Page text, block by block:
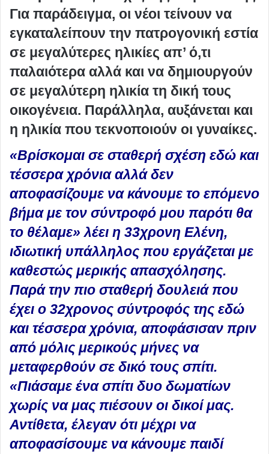
Για παράδειγμα, οι νέοι τείνουν να
εγκαταλείπουν την πατρογονική εστία
σε μεγαλύτερες ηλικίες απ’ ό,τι
παλαιότερα αλλά και να δημιουργούν
σε μεγαλύτερη ηλικία τη δική τους
οικογένεια. Παράλληλα, αυξάνεται και
η ηλικία που τεκνοποιούν οι γυναίκες.
«Βρίσκομαι σε σταθερή σχέση εδώ και
τέσσερα χρόνια αλλά δεν
αποφασίζουμε να κάνουμε το επόμενο
βήμα με τον σύντροφό μου παρότι θα
το θέλαμε» λέει η 33χρονη Ελένη,
ιδιωτική υπάλληλος που εργάζεται με
καθεστώς μερικής απασχόλησης.
Παρά την πιο σταθερή δουλειά που
έχει ο 32χρονος σύντροφός της εδώ
και τέσσερα χρόνια, αποφάσισαν πριν
από μόλις μερικούς μήνες να
μεταφερθούν σε δικό τους σπίτι.
«Πιάσαμε ένα σπίτι δυο δωματίων
χωρίς να μας πιέσουν οι δικοί μας.
Αντίθετα, έλεγαν ότι μέχρι να
αποφασίσουμε να κάνουμε παιδί